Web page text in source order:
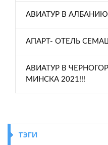
АВИАТУР В АЛБАНИЮ
АПАРТ- ОТЕЛЬ
АВИАТУР В
МИНСКА 2021!!!
ТЭГИ